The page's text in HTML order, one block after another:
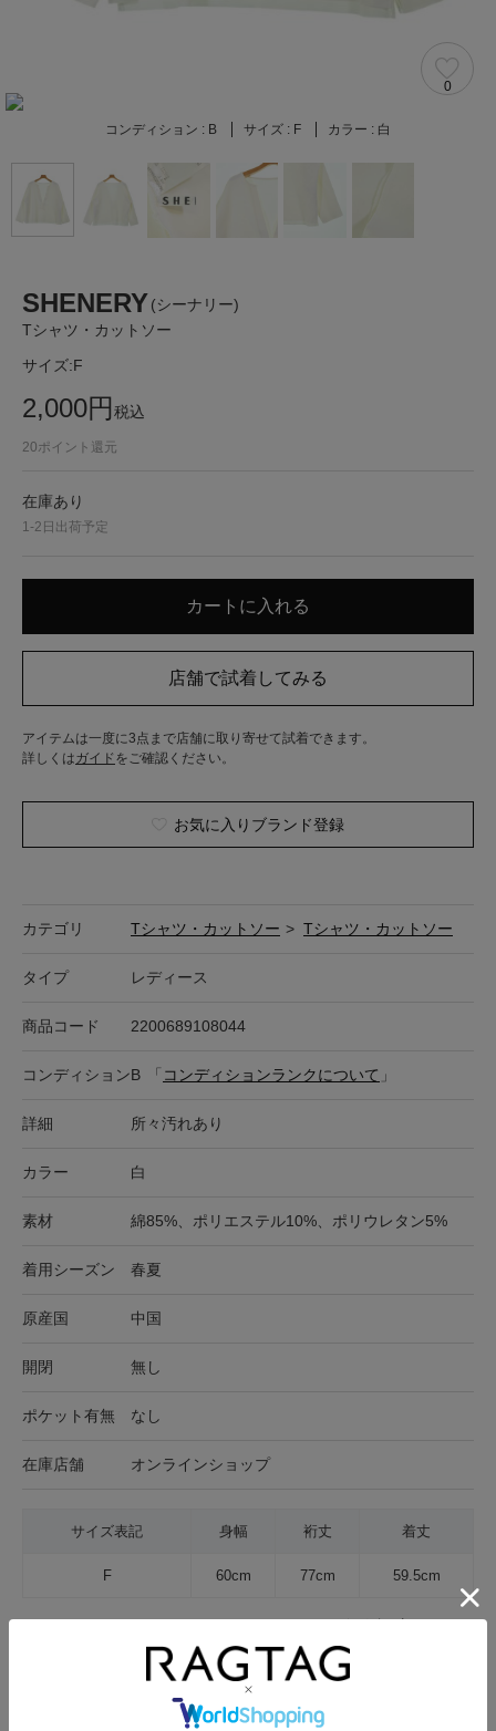
0
コンディション : B サイズ : F カラー : 白
SHENERY(シーナリー)
Tシャツ・カットソー
サイズ:F
2,000円税込
20ポイント還元
在庫あり
1-2日出荷予定
アイテムは一度に3点まで店舗に取り寄せて試着できます。
詳しくはガイド をご確認ください。
お気に入りブランド登録
カテゴリ Tシャツ・カットソー > Tシャツ・カットソー
タイプ レディース
商品コード 2200689108044
コンディションB 「 コンディションランクについて 」
詳細 所々汚れあり
カラー 白
素材 綿85%、ポリエステル10%、ポリウレタン5%
着用シーズン 春夏
原産国 中国
開閉 無し
ポケット有無 なし
在庫店舗 オンラインショップ
サイズ表記 身幅 裄丈 着丈
F 60cm 77cm 59.5cm
普通